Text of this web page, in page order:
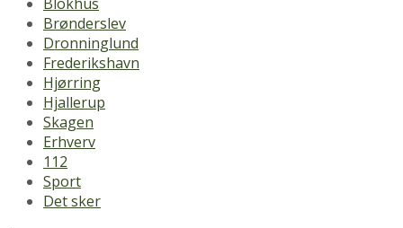
Brønderslev
Dronninglund
Frederikshavn
Hjørring
Hjallerup
Skagen
Erhverv
112
Sport
Det sker